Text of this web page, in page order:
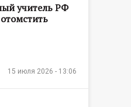
учитель РФ
15 июля 2026 - 13:06